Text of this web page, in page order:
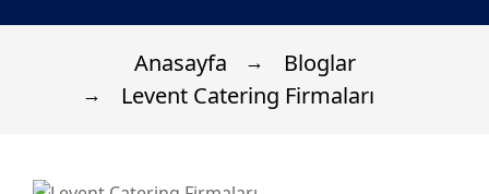
Anasayfa
Bloglar
Levent Catering Firmaları